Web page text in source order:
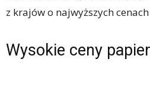
z krajów o najwyższych
Wysokie ceny